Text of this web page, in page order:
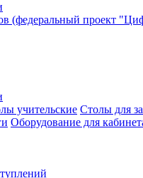
(федеральный проект
учительские Столы для
Оборудование для